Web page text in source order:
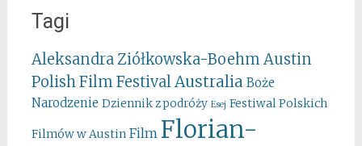
Tagi
Aleksandra Ziółkowska-Boehm Austin
Polish Film FestivalAustralia Boże
Narodzenie Dziennik z podróży Esej Festiwal Polskich
Filmów w Austin Film Florian-